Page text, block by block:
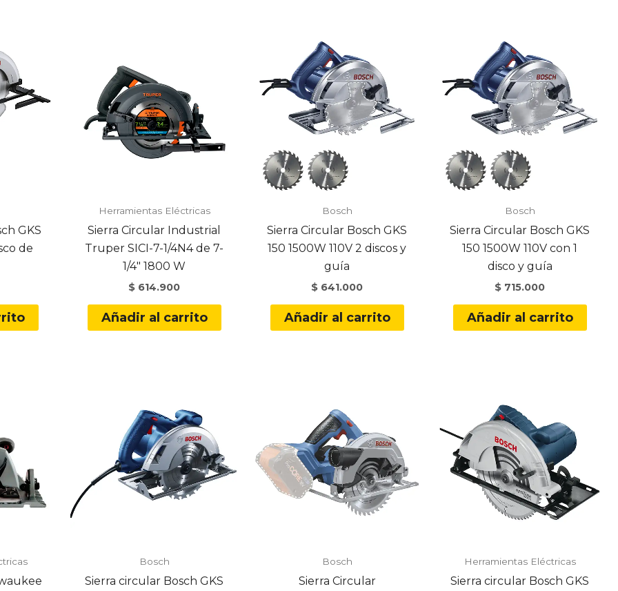
GKS
de
Herramientas Eléctricas
Sierra Circular Industrial
Truper SICI-7-1/4N4 de 7-
1/4″ 1800 W
$ 614.900
Añadir al carrito
Bosch
Sierra Circular Bosch GKS
150 1500W 110V 2 discos y
guía
$ 641.000
Añadir al carrito
Bosch
Sierra Circular Bosch GKS
150 1500W 110V con 1
disco y guía
$ 715.000
Añadir al carrito
Bosch
Sierra circular Bosch GKS
Bosch
Sierra Circular
Herramientas Eléctricas
Sierra circular Bosch GKS